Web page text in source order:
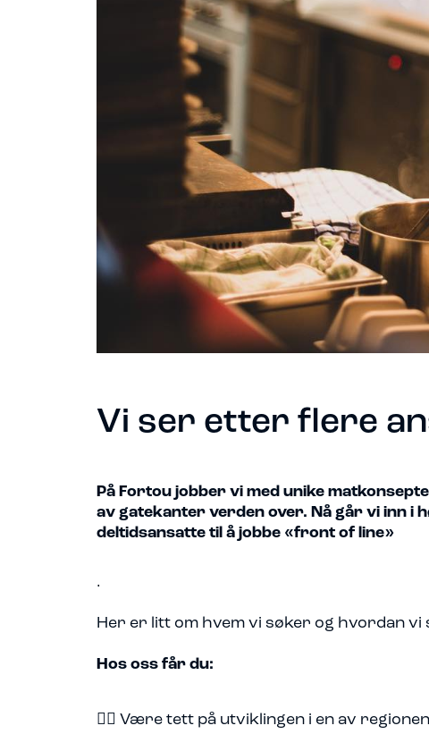
Vi ser etter flere
På Fortou jobber vi med unike
av gatekanter verden over. Nå går vi inn i
deltidsansatte til å jobbe «front of line»
.
Her er litt om hvem vi søker og hvordan vi
Hos oss får du:
👉🏽 Være tett på utviklingen i en av